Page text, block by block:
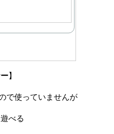
】
で使っていませんが
べる